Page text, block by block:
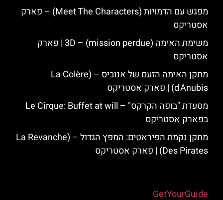
מפגש עם הדמויות (Meet The Characters) – פארק
אסטריקס
משימת האימה 3D – (mission perdue) | פארק
אסטריקס
מתקן האימה הזעם של אנוביס – (La Colère
d'Anubis) | פארק אסטריקס
מסעדת "בופה הקרקס" – Le Cirque: Buffet at will
בפארק אסטריקס
מתקן נקמת הפיראטים: המפץ הגדול – (La Revanche
Des Pirates) | פארק אסטריקס
GetYourGuide